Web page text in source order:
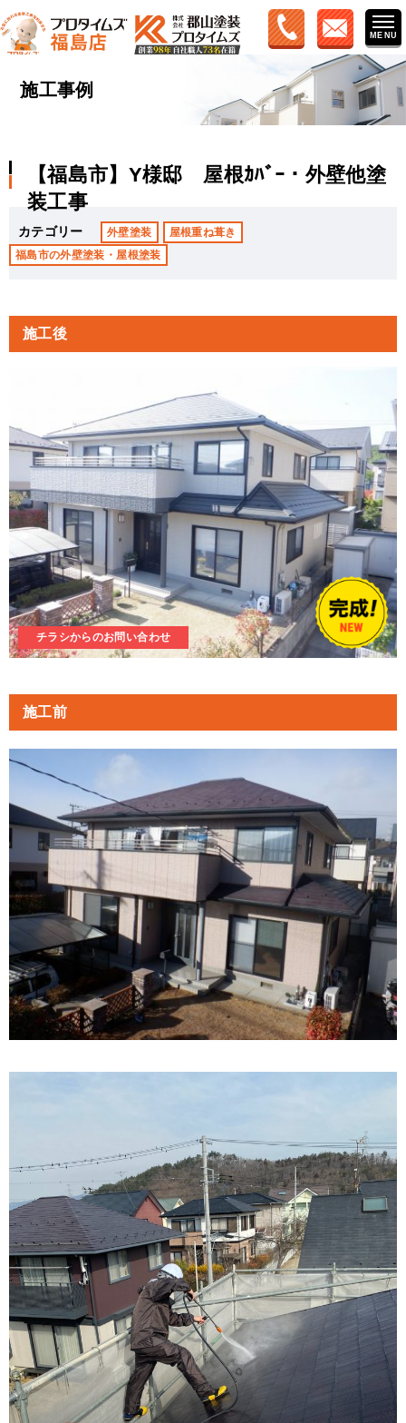
施工事例
【福島市】Y様邸 屋根ｶﾊﾞｰ・外壁他塗
装工事
カテゴリー 外壁塗装
屋根重ね葺き
福島市の外壁塗装・屋根塗装
施工後
チラシからのお問い合わせ
施工前